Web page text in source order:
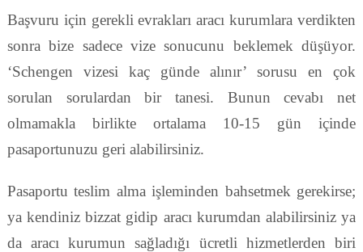
Başvuru için gerekli evrakları aracı kurumlara verdikten
sonra bize sadece vize sonucunu beklemek düşüyor.
‘Schengen vizesi kaç günde alınır’ sorusu en çok
sorulan sorulardan bir tanesi. Bunun cevabı net
olmamakla birlikte ortalama 10-15 gün içinde
pasaportunuzu geri alabilirsiniz.
Pasaportu teslim alma işleminden bahsetmek gerekirse;
ya kendiniz bizzat gidip aracı kurumdan alabilirsiniz ya
da aracı kurumun sağladığı ücretli hizmetlerden biri